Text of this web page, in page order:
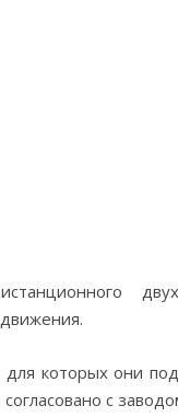
которых они
с